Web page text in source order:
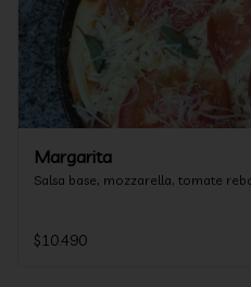
Margarita
Salsa base, mozzarella, tomate
$10.490